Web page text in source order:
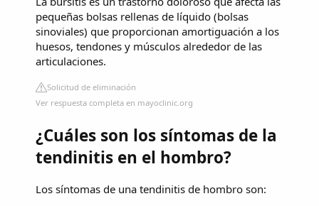
pequeñas bolsas rellenas de líquido (bolsas
sinoviales) que proporcionan amortiguación a los
huesos, tendones y músculos alrededor de las
articulaciones.
Solicitud de eliminación
Ver respuesta completa en mayoclinic.org
¿Cuáles son los síntomas de la
tendinitis en el hombro?
Los síntomas de una tendinitis de hombro son: